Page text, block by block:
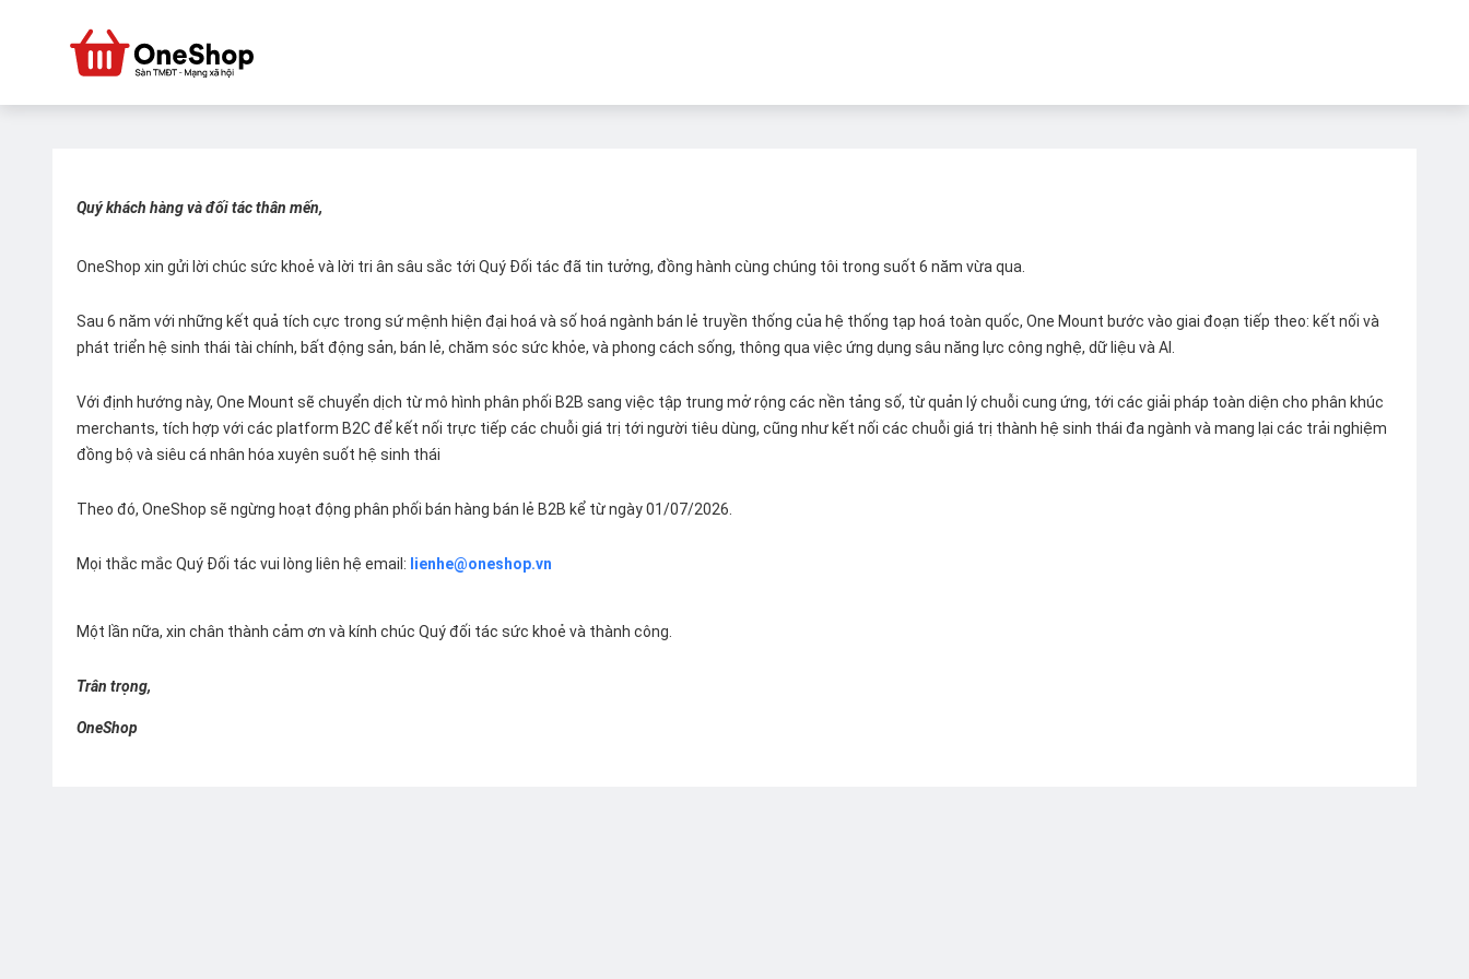
Quý khách hàng và đối tác thân mến,
OneShop xin gửi lời chúc sức khoẻ và lời tri ân sâu sắc tới Quý Đối tác đã tin tưởng, đồng hành cùng chúng tôi trong suốt 6 năm vừa qua.
Sau 6 năm với những kết quả tích cực trong sứ mệnh hiện đại hoá và số hoá ngành bán lẻ truyền thống của hệ thống tạp hoá toàn quốc, One Mount bước vào giai đoạn tiếp theo: kết nối và
phát triển hệ sinh thái tài chính, bất động sản, bán lẻ, chăm sóc sức khỏe, và phong cách sống, thông qua việc ứng dụng sâu năng lực công nghệ, dữ liệu và AI.
Với định hướng này, One Mount sẽ chuyển dịch từ mô hình phân phối B2B sang việc tập trung mở rộng các nền tảng số, từ quản lý chuỗi cung ứng, tới các giải pháp toàn diện cho phân khúc
merchants, tích hợp với các platform B2C để kết nối trực tiếp các chuỗi giá trị tới người tiêu dùng, cũng như kết nối các chuỗi giá trị thành hệ sinh thái đa ngành và mang lại các trải nghiệm
đồng bộ và siêu cá nhân hóa xuyên suốt hệ sinh thái
Theo đó, OneShop sẽ ngừng hoạt động phân phối bán hàng bán lẻ B2B kể từ ngày 01/07/2026.
Mọi thắc mắc Quý Đối tác vui lòng liên hệ email: lienhe@oneshop.vn
Một lần nữa, xin chân thành cảm ơn và kính chúc Quý đối tác sức khoẻ và thành công.
Trân trọng,
OneShop